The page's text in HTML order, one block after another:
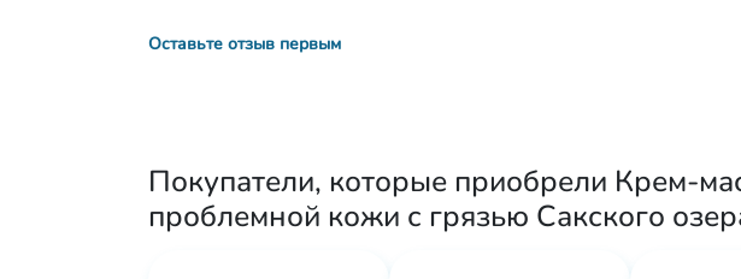
Оставьте отзыв первым
Покупатели, которые приобрели Крем-
проблемной кожи с грязью Сакского